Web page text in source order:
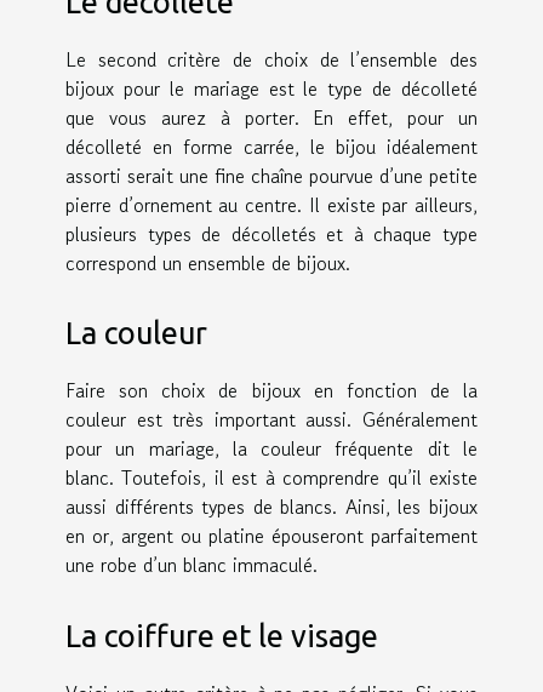
Le second critère de choix de l’ensemble des
bijoux pour le mariage est le type de décolleté
que vous aurez à porter. En effet, pour un
décolleté en forme carrée, le bijou idéalement
assorti serait une fine chaîne pourvue d’une petite
pierre d’ornement au centre. Il existe par ailleurs,
plusieurs types de décolletés et à chaque type
correspond un ensemble de bijoux.
La couleur
Faire son choix de bijoux en fonction de la
couleur est très important aussi. Généralement
pour un mariage, la couleur fréquente dit le
blanc. Toutefois, il est à comprendre qu’il existe
aussi différents types de blancs. Ainsi, les bijoux
en or, argent ou platine épouseront parfaitement
une robe d’un blanc immaculé.
La coiffure et le visage